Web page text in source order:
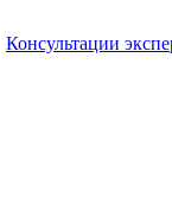
Консультации